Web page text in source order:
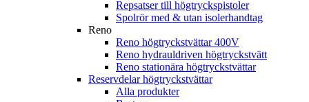
Repsatser till högtryckspistoler
Spolrör med & utan isolerhandtag
Reno
Reno högtryckstvättar 400V
Reno hydrauldriven högtryckstvätt
Reno stationära högtryckstvättar
Reservdelar högtryckstvättar
Alla produkter